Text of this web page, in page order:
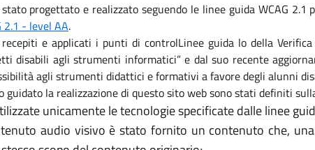
progettato e realizzato seguendo le linee guida WCAG
2.1 - level AA.
e applicati i punti di controlLinee guida lo della
disabili agli strumenti informatici” e dal suo recente
agli strumenti didattici e formativi a favore degli alunni
guidato la realizzazione di questo sito web sono stati definiti
unicamente le tecnologie specificate dalle linee
audio visivo è stato fornito un contenuto che,